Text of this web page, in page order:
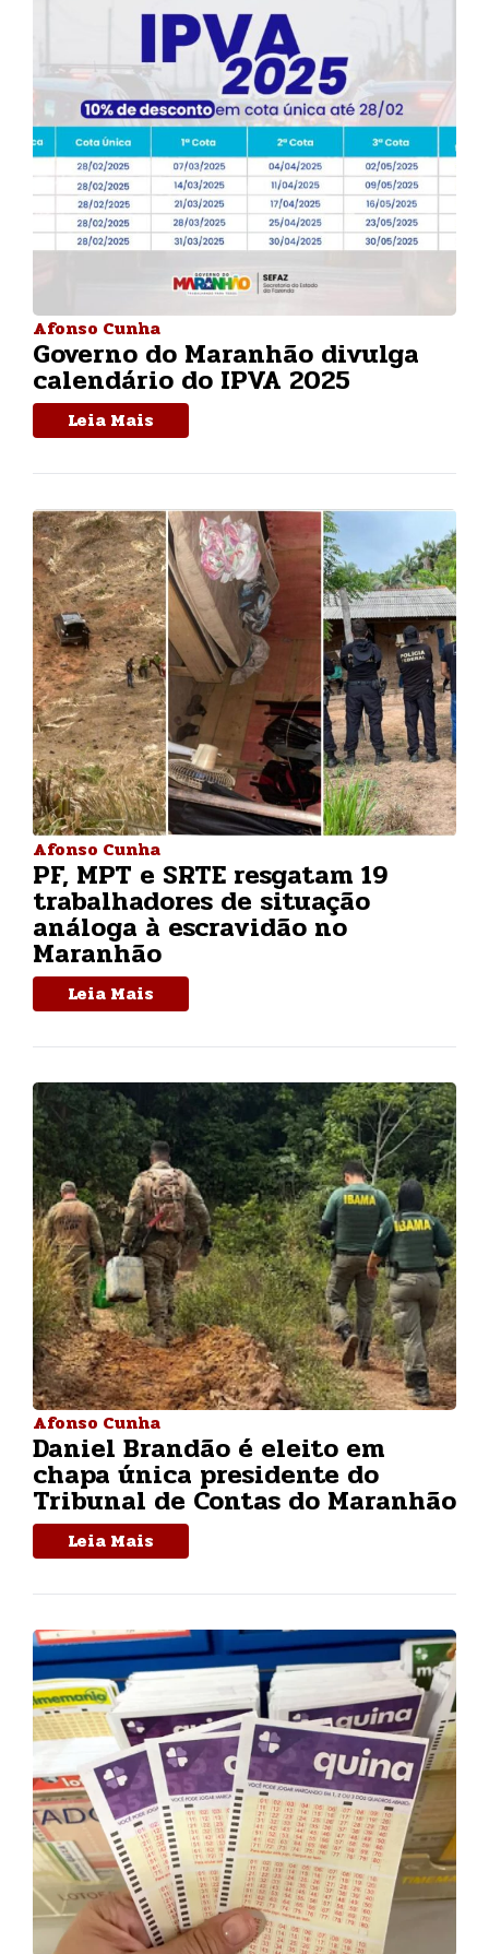
Afonso Cunha
Governo do Maranhão divulga
calendário do IPVA 2025
Leia Mais
Afonso Cunha
PF, MPT e SRTE resgatam 19
trabalhadores de situação
análoga à escravidão no
Maranhão
Leia Mais
Afonso Cunha
Daniel Brandão é eleito em
chapa única presidente do
Tribunal de Contas do Maranhão
Leia Mais